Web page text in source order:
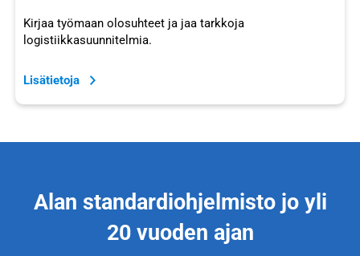
Kirjaa työmaan olosuhteet ja jaa tarkkoja
logistiikkasuunnitelmia.
Lisätietoja
Alan standardiohjelmisto jo yli
20 vuoden ajan